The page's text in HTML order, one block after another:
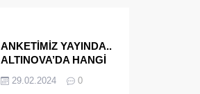
ANKETİMİZ YAYINDA..
ALTINOVA’DA HANGİ
BAŞKANI OLARAK
29.02.2024 0